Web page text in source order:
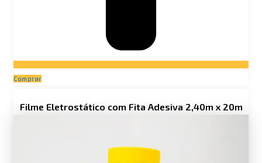
Comprar
Filme Eletrostático com Fita Adesiva 2,40m x 20m